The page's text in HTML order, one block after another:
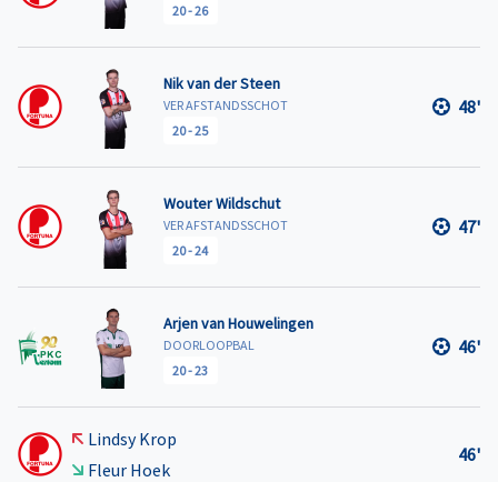
20-26
Nik van der Steen
VER AFSTANDSSCHOT
20-25
48'
Wouter Wildschut
VER AFSTANDSSCHOT
20-24
47'
Arjen van Houwelingen
DOORLOOPBAL
20-23
46'
Lindsy Krop
Fleur Hoek
46'